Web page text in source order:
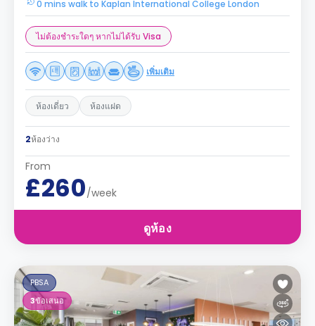
0 mins walk to Kaplan International College London
ไม่ต้องชำระใดๆ หากไม่ได้รับ Visa
เพิ่มเติม
ห้องเดี่ยว ห้องแฝด
2ห้องว่าง
From
£260/week
ดูห้อง
PBSA
3ข้อเสนอ